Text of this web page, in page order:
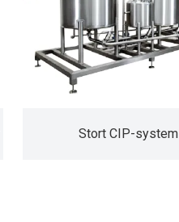
Stort CIP-system